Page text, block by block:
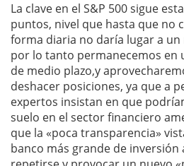
La clave en el S&P 500 sigue
puntos, nivel que hasta que no
forma diaria no daría lugar a un
por lo tanto permanecemos en
de medio plazo,y
deshacer posiciones, ya que a
expertos insistan en que
suelo en el sector financiero
que la «poca transparencia»
banco más grande de